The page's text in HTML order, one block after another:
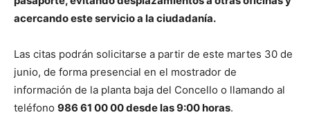
acercando este servicio a la ciudadanía.
Las citas podrán solicitarse a partir de este martes 30 de
junio, de forma presencial en el mostrador de
información de la planta baja del Concello o llamando al
teléfono 986 61 00 00 desde las 9:00 horas.